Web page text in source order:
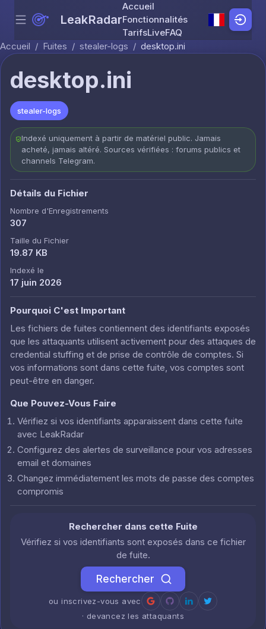
Skip to content
Menu LeakRadar
Accueil
Fonctionnalités
TarifsLiveFAQ
Accueil / Fuites / stealer-logs / desktop.ini
desktop.ini
stealer-logs
Indexé uniquement à partir de matériel public. Jamais
acheté, jamais altéré. Sources vérifiées : forums publics et
channels Telegram.
Détails du Fichier
Nombre d'Enregistrements
307
Taille du Fichier
19.87 KB
Indexé le
17 juin 2026
Pourquoi C'est Important
Les fichiers de fuites contiennent des identifiants exposés
que les attaquants utilisent activement pour des attaques de
credential stuffing et de prise de contrôle de comptes. Si
vos informations sont dans cette fuite, vos comptes sont
peut-être en danger.
Que Pouvez-Vous Faire
Vérifiez si vos identifiants apparaissent dans cette fuite
avec LeakRadar
Configurez des alertes de surveillance pour vos adresses
email et domaines
Changez immédiatement les mots de passe des comptes
compromis
Rechercher dans cette Fuite
Vérifiez si vos identifiants sont exposés dans ce fichier
de fuite.
Rechercher
ou inscrivez-vous avec
· devancez les attaquants